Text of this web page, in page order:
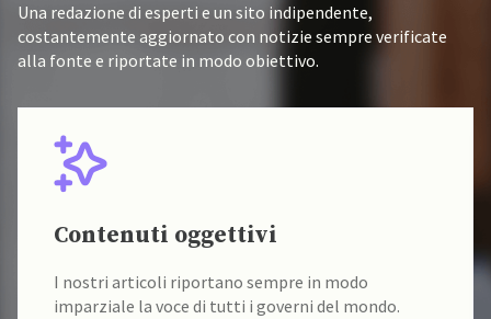
Una redazione di esperti e un sito indipendente,
costantemente aggiornato con notizie sempre verificate
alla fonte e riportate in modo obiettivo.
Contenuti oggettivi
I nostri articoli riportano sempre in modo
imparziale la voce di tutti i governi del mondo.